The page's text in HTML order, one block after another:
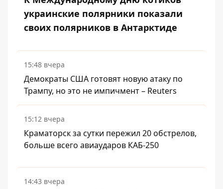
украинские полярники показали
своих полярников в Антарктиде
15:48 вчера
Демократы США готовят новую атаку по
Трампу, но это не импичмент – Reuters
15:12 вчера
Краматорск за сутки пережил 20 обстрелов,
больше всего авиаударов КАБ-250
14:43 вчера